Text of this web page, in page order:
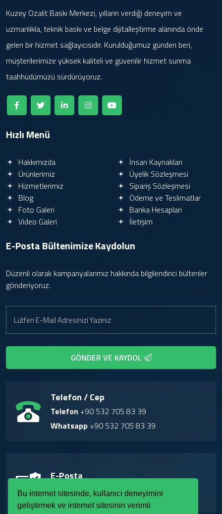
Bu internet sitesinde, kullanıcı deneyimini
geliştirmek ve internet sitesinin verimli
Kuzey Ozalit Baskı Merkezi, yılların verdiği deneyim ve
uzmanlıkla, teknik baskı ve belge dijitalleştirme alanında önde
gelen bir hizmet sağlayıcısıdır. Kurulduğumuz günden beri,
müşterilerimize yüksek kaliteli ve güvenilir hizmet sunma
taahhüdümüzü sürdürüyoruz.
Hızlı Menü
Hakkımızda
Ürünlerimiz
Hizmetlerimiz
Blog
Foto Galeri
Video Galeri
İnsan Kaynakları
Üyelik Sözleşmesi
Sipariş Sözleşmesi
Ödeme ve Teslimatlar
Banka Hesapları
İletişim
E-Posta BültenimizeKaydolun
Düzenli olarak kampanyalarımız hakkında bilgilendirici bültenler
gönderiyoruz.
GÖNDER VE KAYDOL
Telefon / Cep
Telefon +90 532 705 83 39
Whatsapp +90 532 705 83 39
E-Posta
info@kuzeyozalit.com